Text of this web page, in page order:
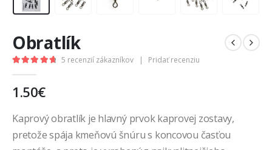
Obratlík
5 recenzií zákazníkov | Pridať recenziu
1.50€
Kaprový obratlík je hlavný prvok kaprovej zostavy,
pretože spája kmeňovú šnúru s koncovou časťou